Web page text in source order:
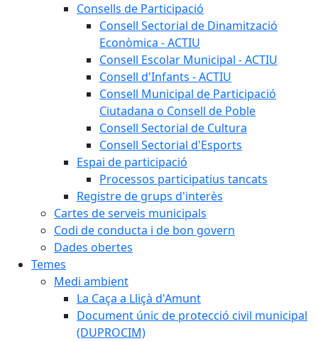
Consells de Participació
Consell Sectorial de Dinamització
Econòmica - ACTIU
Consell Escolar Municipal - ACTIU
Consell d'Infants - ACTIU
Consell Municipal de Participació
Ciutadana o Consell de Poble
Consell Sectorial de Cultura
Consell Sectorial d'Esports
Espai de participació
Processos participatius tancats
Registre de grups d'interès
Cartes de serveis municipals
Codi de conducta i de bon govern
Dades obertes
Temes
Medi ambient
La Caça a Lliçà d'Amunt
Document únic de protecció civil municipal
(DUPROCIM)